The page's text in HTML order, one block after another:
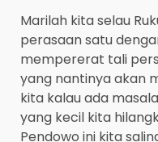
Marilah kita selau
perasaan satu
mempererat tali
yang nantinya akan
kita kalau ada
yang kecil kita
Pendowo ini kita